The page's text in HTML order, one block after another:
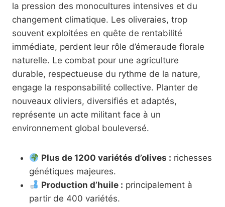
la pression des monocultures intensives et du
changement climatique. Les oliveraies, trop
souvent exploitées en quête de rentabilité
immédiate, perdent leur rôle d’émeraude florale
naturelle. Le combat pour une agriculture
durable, respectueuse du rythme de la nature,
engage la responsabilité collective. Planter de
nouveaux oliviers, diversifiés et adaptés,
représente un acte militant face à un
environnement global bouleversé.
Plus de 1200 variétés d’olives : richesses
génétiques majeures.
Production d’huile : principalement à
partir de 400 variétés.